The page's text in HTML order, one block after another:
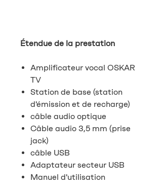
Étendue de la prestation
Amplificateur vocal OSKAR
TV
Station de base (station
d'émission et de recharge)
câble audio optique
Câble audio 3,5 mm (prise
jack)
câble USB
Adaptateur secteur USB
Manuel d'utilisation